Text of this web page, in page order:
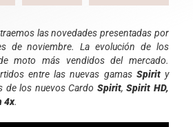
las novedades presentadas por
de noviembre. La evolución de los
moto más vendidos del mercado.
entre las nuevas gamas Spirity
de los nuevos Cardo Spirit,Spirit HD,
4x.